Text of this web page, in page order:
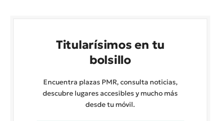
Titularísimos en tu
bolsillo
Encuentra plazas PMR, consulta noticias,
descubre lugares accesibles y mucho más
desde tu móvil.